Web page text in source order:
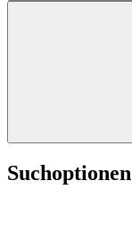
Suchoptionen